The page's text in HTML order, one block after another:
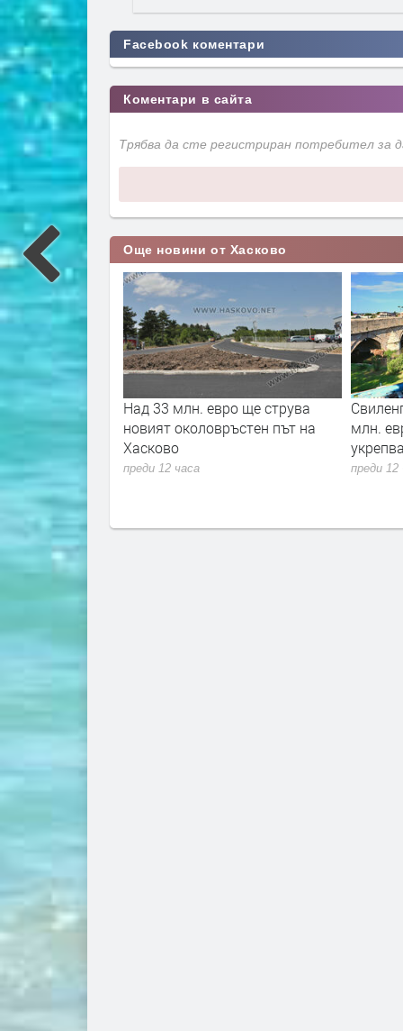
Facebook коментари
Коментари в сайта
Трябва да сте регистриран потребител
Още новини от Хасково
ще струва
Свиленград получава над 1,1
млн. евро за почистване и
укрепване на река Марица
преди 12 часа
Съдът
ареста
над